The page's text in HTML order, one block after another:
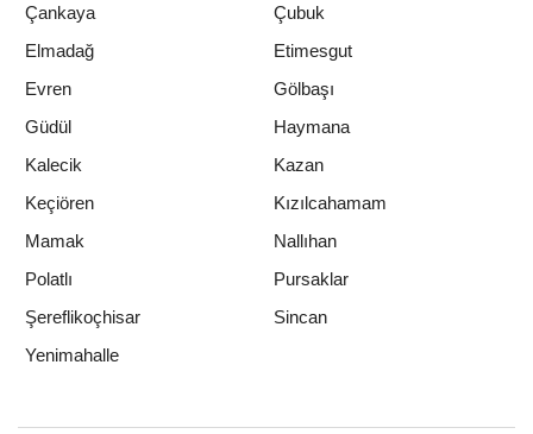
Çankaya
Çubuk
Elmadağ
Etimesgut
Evren
Gölbaşı
Güdül
Haymana
Kalecik
Kazan
Keçiören
Kızılcahamam
Mamak
Nallıhan
Polatlı
Pursaklar
Şereflikoçhisar
Sincan
Yenimahalle